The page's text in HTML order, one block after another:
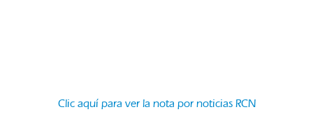
Clic aquí para ver la nota por noticias RCN